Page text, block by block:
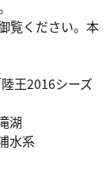
覧ください。本
王2016シーズ
湖
水系